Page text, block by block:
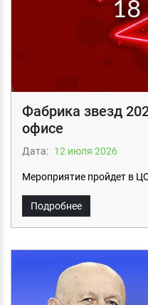
Фабрика звезд
офисе
Дата: 12 июля 2026
Мероприятие пройдет в
Подробнее